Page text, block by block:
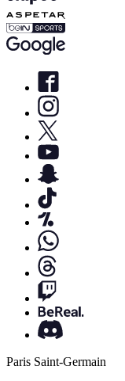
Paris Saint-Germain